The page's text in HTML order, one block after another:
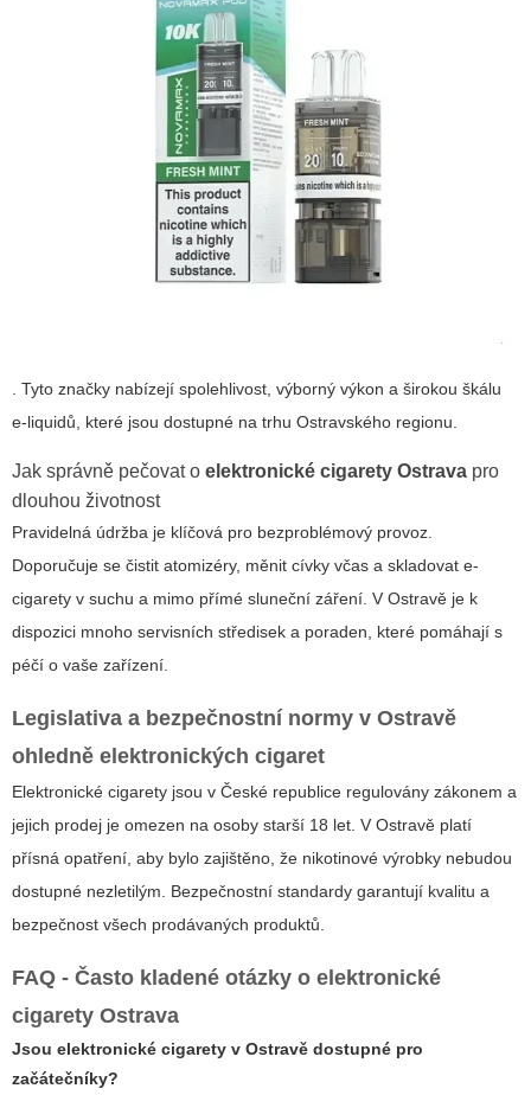
. Tyto značky nabízejí spolehlivost, výborný výkon a širokou škálu
e-liquidů, které jsou dostupné na trhu Ostravského regionu.
Jak správně pečovat o elektronické cigarety Ostrava pro
dlouhou životnost
Pravidelná údržba je klíčová pro bezproblémový provoz.
Doporučuje se čistit atomizéry, měnit cívky včas a skladovat e-
cigarety v suchu a mimo přímé sluneční záření. V Ostravě je k
dispozici mnoho servisních středisek a poraden, které pomáhají s
péčí o vaše zařízení.
Legislativa a bezpečnostní normy v Ostravě
ohledně elektronických cigaret
Elektronické cigarety jsou v České republice regulovány zákonem a
jejich prodej je omezen na osoby starší 18 let. V Ostravě platí
přísná opatření, aby bylo zajištěno, že nikotinové výrobky nebudou
dostupné nezletilým. Bezpečnostní standardy garantují kvalitu a
bezpečnost všech prodávaných produktů.
FAQ - Často kladené otázky o elektronické
cigarety Ostrava
Jsou elektronické cigarety v Ostravě dostupné pro
začátečníky?